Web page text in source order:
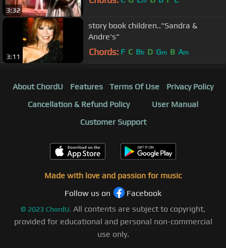
3:32
3:11
story book children.."Sandra &
Andre's"
Chords: F C Bb D Gm B Am
About ChordU Features Terms Of Use
Privacy Policy
Cancellation & Refund Policy
User Manual
Customer Support
Made with love and passion for music
Follow us on
Facebook
© 2023 ChordU. All contents are subject to copyright,
provided for educational and personal non-commercial
use only.